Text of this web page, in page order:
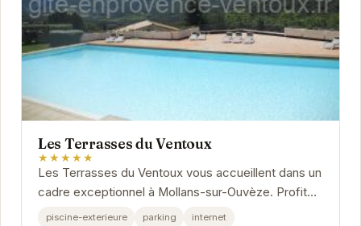
Les Terrasses du Ventoux
★★★★★
Les Terrasses du Ventoux vous accueillent dans un
cadre exceptionnel à Mollans-sur-Ouvèze. Profitez
du calme et de la beauté de la Provence, avec...
piscine-exterieure parking
internet